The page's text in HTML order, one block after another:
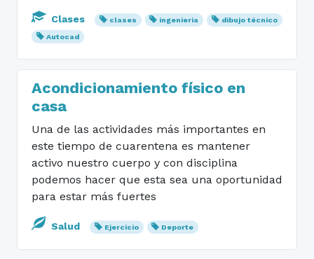
Clases clases ingenieria
dibujo técnico
Autocad
Acondicionamiento físico en
casa
Una de las actividades más importantes en
este tiempo de cuarentena es mantener
activo nuestro cuerpo y con disciplina
podemos hacer que esta sea una oportunidad
para estar más fuertes
Salud Ejercicio Deporte